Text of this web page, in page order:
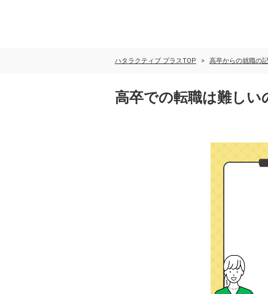
ハタラクティブ プラスTOP 高卒からの就職の
高卒での転職は難し